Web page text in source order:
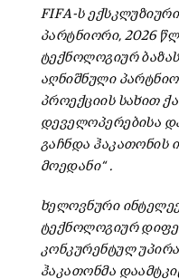
FIFA-ს
პარტნიორი, 2026
ტექნოლოგიურ
აღნიშნული
პროექციის სახით
დეველოპერებისა
გაჩნდა ჰაკათონის
მოედანი“ .
ხელოვნური
ტექნოლოგიურ
კონკურენტულ
ჰაკათონმა